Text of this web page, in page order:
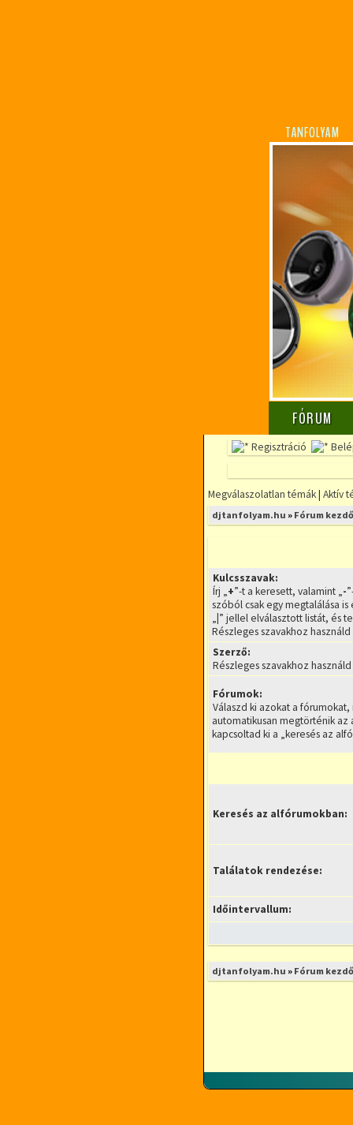
TANFOLYAM
FÓRUM
Regisztráció
Megválaszolatlan témák| Aktív
djtanfolyam.hu » Fórum
Kulcsszavak:
Írj „+”-t a keresett, valamint „-
szóból csak egy megtalálása
„ ” jellel elválasztott listát, és
Részleges szavakhoz
Szerző:
Részleges szavakhoz
Fórumok:
Válaszd ki azokat a
automatikusan megtörténik az
kapcsoltad ki a „keresés az
Keresés az alfórumokban:
Találatok rendezése:
Időintervallum:
djtanfolyam.hu » Fórum